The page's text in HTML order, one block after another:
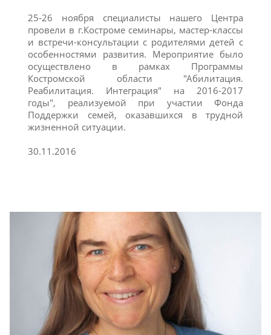
25-26 ноября специалисты нашего Центра
провели в г.Костроме семинары, мастер-классы
и встречи-консультации с родителями детей с
особенностями развития. Мероприятие было
осуществлено в рамках Программы
Костромской области "Абилитация.
Реабилитация. Интеграция" на 2016-2017
годы", реализуемой при участии Фонда
Поддержки семей, оказавшихся в трудной
жизненной ситуации.
30.11.2016